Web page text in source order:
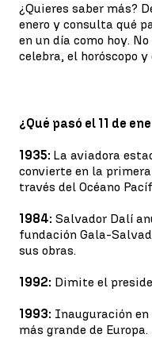
¿Quieres saber más?
enero y consulta qué
en un día como hoy.
celebra, el horóscopo
¿Qué pasó el 11 de
1935: La aviadora
convierte en la
través del Océano
1984: Salvador Dalí
fundación Gala-
sus obras.
1992: Dimite el
1993: Inauguración
más grande de Europa.